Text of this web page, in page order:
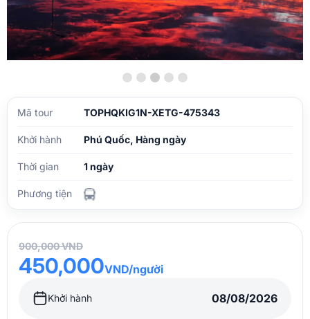
Mã tour TOPHQKIG1N-XETG-475343
Khởi hành Phú Quốc, Hàng ngày
Thời gian 1 ngày
Phương tiện
900,000 VND
450,000VND/người
Khởi hành